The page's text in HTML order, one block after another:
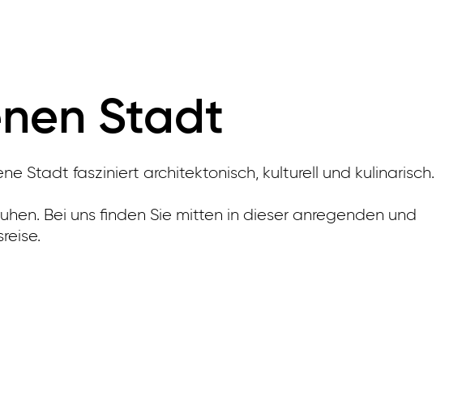
Stadt
Stadt fasziniert architektonisch, kulturell und kulinarisch.
Bei uns finden Sie mitten in dieser anregenden und